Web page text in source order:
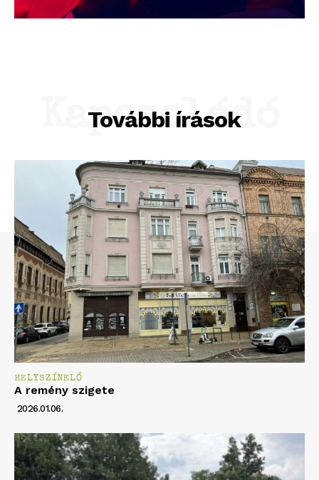
További írások
Kapcsolódó
HELYSZÍNELŐ
A remény szigete
2026.01.06.